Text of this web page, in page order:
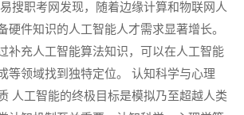
搜职考网发现，随着边缘计算和物联网人
硬件知识的人工智能人才需求显著增长。
补充人工智能算法知识，可以在人工智能
等领域找到独特定位。 认知科学与心理
人工智能的终极目标是模拟乃至超越人类